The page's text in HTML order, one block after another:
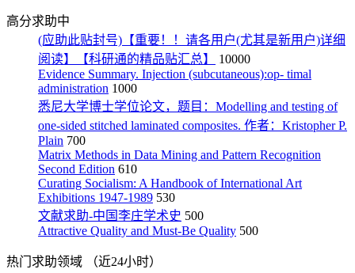
高分求助中
(应助此贴封号)【重要！！请各用户(尤其是新用户)详细
阅读】【科研通的精品贴汇总】
10000
Evidence Summary. Injection (subcutaneous):op- timal
administration 1000
悉尼大学博士学位论文，题目：Modelling and testing of
one-sided stitched laminated composites. 作者：Kristopher P.
Plain 700
Matrix Methods in Data Mining and Pattern Recognition
Second Edition 610
Curating Socialism: A Handbook of International Art
Exhibitions 1947-1989 530
文献求助-中国李庄学术史 500
Attractive Quality and Must-Be Quality 500
热门求助领域
（近24小时）